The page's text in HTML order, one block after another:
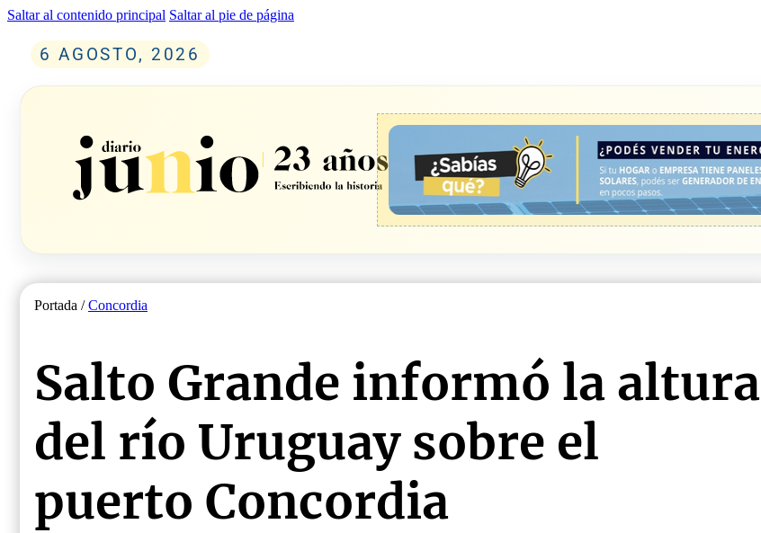
Saltar al contenido principal Saltar al pie de página
6 AGOSTO, 2026
Portada /Concordia
Salto Grande informó la altura
del río Uruguay sobre el
puerto Concordia